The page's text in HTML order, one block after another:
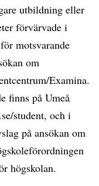
utbildning eller
förvärvade i
motsvarande
om
Examina.
finns på Umeå
student, och i
på ansökan om
högskolan.